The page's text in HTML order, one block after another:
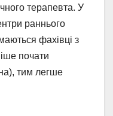
терапевта. У
раннього
фахівці з
почати
тим легше